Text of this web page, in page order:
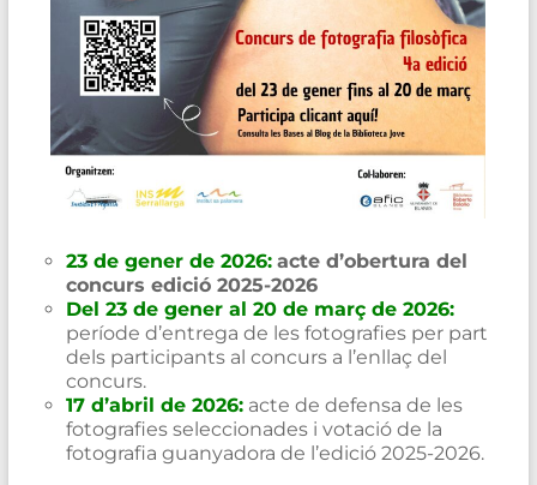
23 de gener de 2026: acte d’obertura del
concurs edició 2025-2026
Del 23 de gener al 20 de març de 2026:
període d’entrega de les fotografies per part
dels participants al concurs a l’enllaç del
concurs.
17 d’abril de 2026:acte de defensa de les
fotografies seleccionades i votació de la
fotografia guanyadora de l’edició 2025-2026.